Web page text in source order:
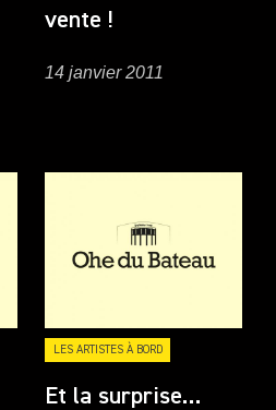
vente !
14 janvier 2011
LES ARTISTES À BORD
Et la surprise…